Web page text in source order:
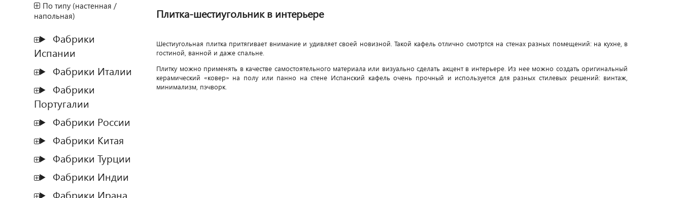
По типу (настенная /
напольная)
Фабрики
Испании
Фабрики Италии
Фабрики
Португалии
Фабрики России
Фабрики Китая
Фабрики Турции
Фабрики Индии
Фабрики Ирана
Плитка-шестиугольник в интерьере
Шестиугольная плитка притягивает внимание и удивляет своей новизной. Такой кафель отлично смотртся на стенах разных помещений: на кухне, в
гостиной, ванной и даже спальне.
Плитку можно применять в качестве самостоятельного материала или визуально сделать акцент в интерьере. Из нее можно создать оригинальный
керамический «ковер» на полу или панно на стене Испанский кафель очень прочный и используется для разных стилевых решений: винтаж,
минимализм, пэчворк.